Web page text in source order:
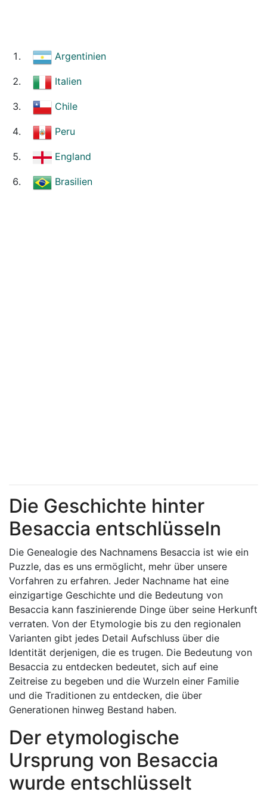
Argentinien
Italien
Chile
Peru
England
Brasilien
Die Geschichte hinter
Besaccia entschlüsseln
Die Genealogie des Nachnamens Besaccia ist wie ein
Puzzle, das es uns ermöglicht, mehr über unsere
Vorfahren zu erfahren. Jeder Nachname hat eine
einzigartige Geschichte und die Bedeutung von
Besaccia kann faszinierende Dinge über seine Herkunft
verraten. Von der Etymologie bis zu den regionalen
Varianten gibt jedes Detail Aufschluss über die
Identität derjenigen, die es trugen. Die Bedeutung von
Besaccia zu entdecken bedeutet, sich auf eine
Zeitreise zu begeben und die Wurzeln einer Familie
und die Traditionen zu entdecken, die über
Generationen hinweg Bestand haben.
Der etymologische
Ursprung von Besaccia
wurde entschlüsselt